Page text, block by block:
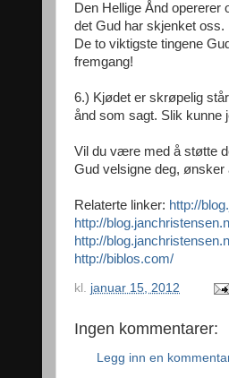
Den Hellige Ånd
det Gud har skjenket oss.
De to viktigste tingene
fremgang!
6.) Kjødet er skrøpelig
ånd som sagt. Slik kunne
Vil du være med å støtte
Gud velsigne deg,
Relaterte linker: http://
http://
http://
http://biblos.com/
kl. januar 15, 2012
Ingen kommentarer:
Legg inn en